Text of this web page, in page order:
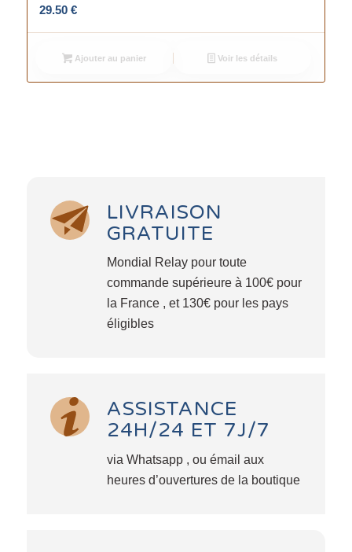
29.50 €
Ajouter au panier Voir les détails
LIVRAISON
GRATUITE
Mondial Relay pour toute
commande supérieure à 100€ pour
la France , et 130€ pour les pays
éligibles
ASSISTANCE
24H/24 ET 7J/7
via Whatsapp , ou émail aux
heures d’ouvertures de la boutique